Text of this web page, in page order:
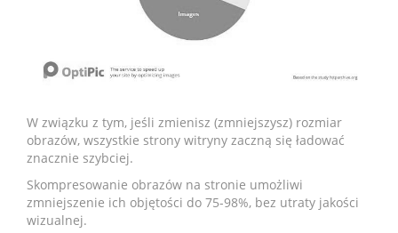
W związku z tym, jeśli zmienisz (zmniejszysz) rozmiar
obrazów, wszystkie strony witryny zaczną się ładować
znacznie szybciej.
Skompresowanie obrazów na stronie umożliwi
zmniejszenie ich objętości do 75-98%, bez utraty jakości
wizualnej.